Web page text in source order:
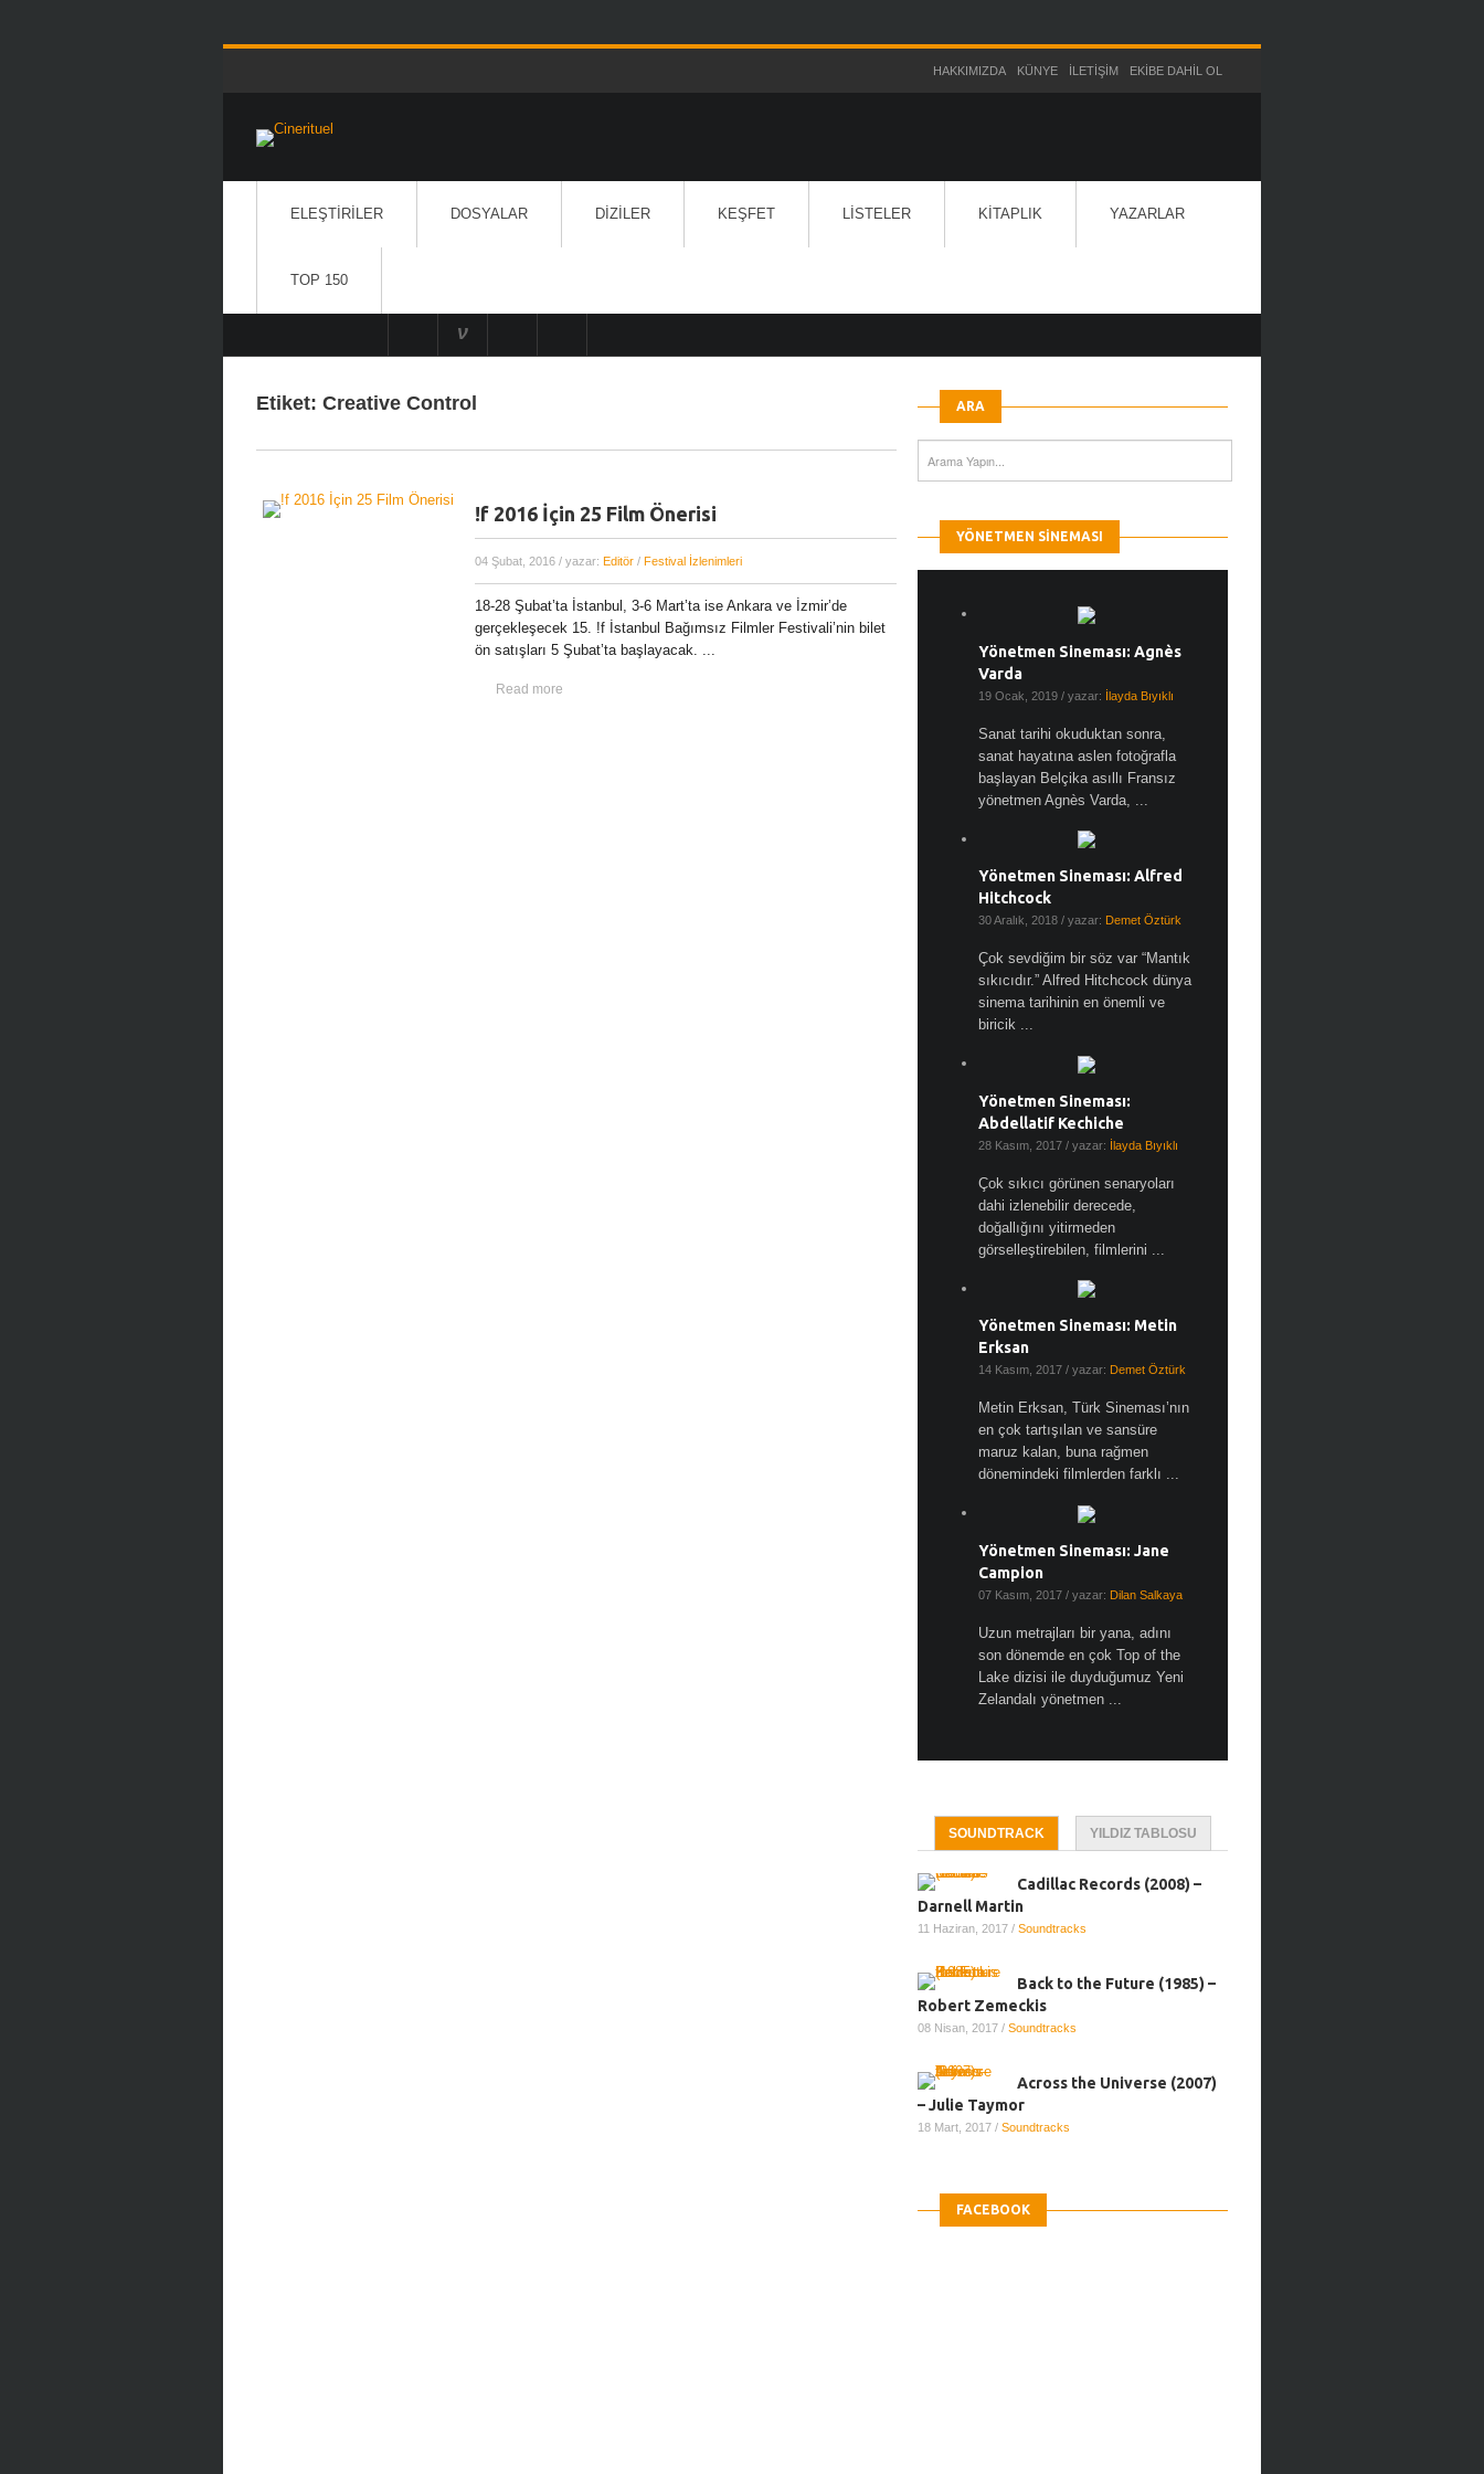
HAKKIMIZDA KÜNYE İLETIŞIM EKIBE DAHIL OL
ELEŞTIRILER DOSYALAR DIZILER KEŞFET LISTELER KITAPLIK YAZARLAR
TOP 150
Etiket: Creative Control
!f 2016 İçin 25 Film Önerisi
04 Şubat, 2016 / yazar: Editör/ Festival İzlenimleri
18-28 Şubat’ta İstanbul, 3-6 Mart’ta ise Ankara ve İzmir’de
gerçekleşecek 15. !f İstanbul Bağımsız Filmler Festivali’nin bilet
ön satışları 5 Şubat’ta başlayacak. ...
Read more
ARA
YÖNETMEN SINEMASI
Yönetmen Sineması: Agnès
Varda
19 Ocak, 2019/ yazar: İlayda Bıyıklı
Sanat tarihi okuduktan sonra,
sanat hayatına aslen fotoğrafla
başlayan Belçika asıllı Fransız
yönetmen Agnès Varda, ...
Yönetmen Sineması: Alfred
Hitchcock
30 Aralık, 2018/ yazar: Demet Öztürk
Çok sevdiğim bir söz var “Mantık
sıkıcıdır.” Alfred Hitchcock dünya
sinema tarihinin en önemli ve
biricik ...
Yönetmen Sineması:
Abdellatif Kechiche
28 Kasım, 2017/ yazar: İlayda Bıyıklı
Çok sıkıcı görünen senaryoları
dahi izlenebilir derecede,
doğallığını yitirmeden
görselleştirebilen, filmlerini ...
Yönetmen Sineması: Metin
Erksan
14 Kasım, 2017/ yazar: Demet Öztürk
Metin Erksan, Türk Sineması’nın
en çok tartışılan ve sansüre
maruz kalan, buna rağmen
dönemindeki filmlerden farklı ...
Yönetmen Sineması: Jane
Campion
07 Kasım, 2017/ yazar: Dilan Salkaya
Uzun metrajları bir yana, adını
son dönemde en çok Top of the
Lake dizisi ile duyduğumuz Yeni
Zelandalı yönetmen ...
SOUNDTRACK YILDIZ TABLOSU
Cadillac Records (2008) –
Darnell Martin
11 Haziran, 2017/Soundtracks
Back to the Future (1985) –
Robert Zemeckis
08 Nisan, 2017/Soundtracks
Across the Universe (2007)
– Julie Taymor
18 Mart, 2017/Soundtracks
FACEBOOK